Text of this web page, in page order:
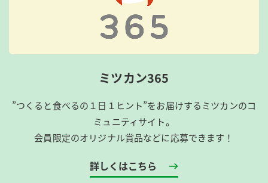
ミツカン365
”つくると食べるの１日１ヒント”をお届けするミツカンのコ
ミュニティサイト。
会員限定のオリジナル賞品などに応募できます！
詳しくはこちら